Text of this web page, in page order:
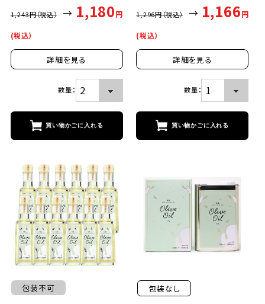
1,243円（税込） → 1,180円
(税込）
詳細を見る
数量：
1,296円（税込） → 1,166円
(税込）
詳細を見る
数量：
包装不可 包装なし